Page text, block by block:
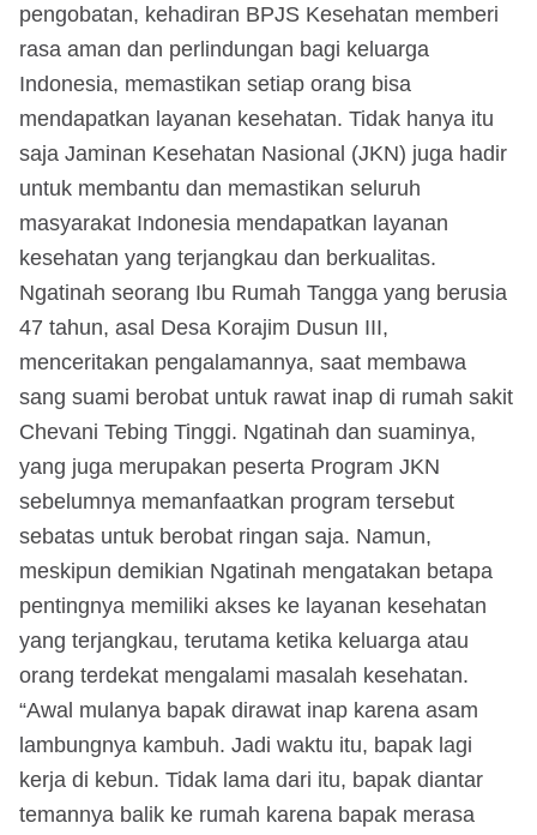
pengobatan, kehadiran BPJS Kesehatan memberi
rasa aman dan perlindungan bagi keluarga
Indonesia, memastikan setiap orang bisa
mendapatkan layanan kesehatan. Tidak hanya itu
saja Jaminan Kesehatan Nasional (JKN) juga hadir
untuk membantu dan memastikan seluruh
masyarakat Indonesia mendapatkan layanan
kesehatan yang terjangkau dan berkualitas.
Ngatinah seorang Ibu Rumah Tangga yang berusia
47 tahun, asal Desa Korajim Dusun III,
menceritakan pengalamannya, saat membawa
sang suami berobat untuk rawat inap di rumah sakit
Chevani Tebing Tinggi. Ngatinah dan suaminya,
yang juga merupakan peserta Program JKN
sebelumnya memanfaatkan program tersebut
sebatas untuk berobat ringan saja. Namun,
meskipun demikian Ngatinah mengatakan betapa
pentingnya memiliki akses ke layanan kesehatan
yang terjangkau, terutama ketika keluarga atau
orang terdekat mengalami masalah kesehatan.
“Awal mulanya bapak dirawat inap karena asam
lambungnya kambuh. Jadi waktu itu, bapak lagi
kerja di kebun. Tidak lama dari itu, bapak diantar
temannya balik ke rumah karena bapak merasa